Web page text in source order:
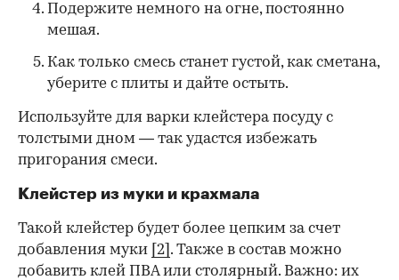
Подержите немного на огне, постоянно
мешая.
Как только смесь станет густой, как сметана,
уберите с плиты и дайте остыть.
Используйте для варки клейстера посуду с
толстыми дном — так удастся избежать
пригорания смеси.
Клейстер из муки и крахмала
Такой клейстер будет более цепким за счет
добавления муки [2] . Также в состав можно
добавить клей ПВА или столярный. Важно: их